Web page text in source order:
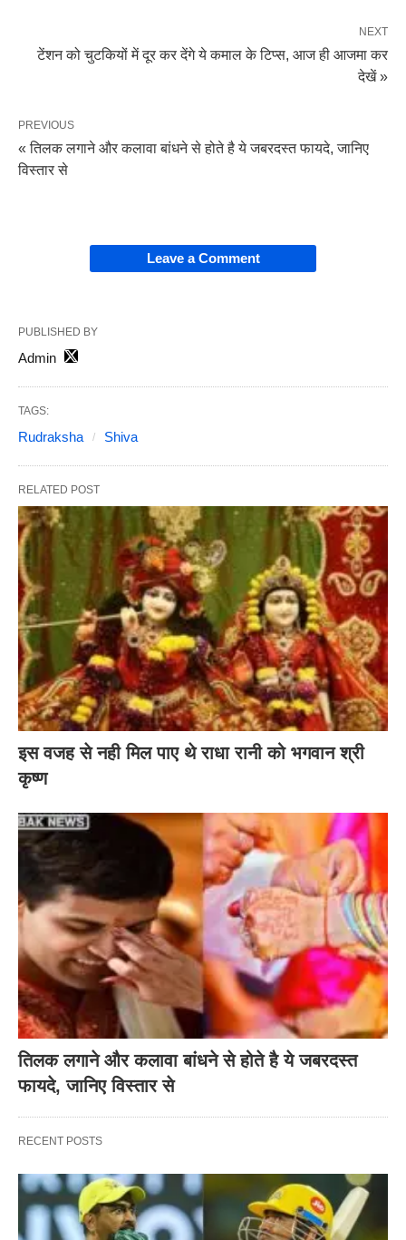
NEXT
टेंशन को चुटकियों में दूर कर देंगे ये कमाल के टिप्स, आज ही आजमा कर
देखें »
PREVIOUS
« तिलक लगाने और कलावा बांधने से होते है ये जबरदस्त फायदे, जानिए
विस्तार से
Leave a Comment
PUBLISHED BY
Admin
TAGS:
Rudraksha Shiva
RELATED POST
इस वजह से नही मिल पाए थे राधा रानी को भगवान श्री
कृष्ण
तिलक लगाने और कलावा बांधने से होते है ये जबरदस्त
फायदे, जानिए विस्तार से
RECENT POSTS